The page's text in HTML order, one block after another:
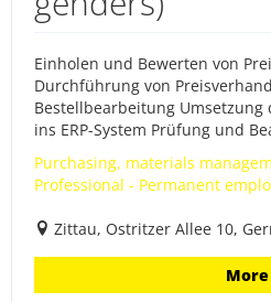
Einholen und Bewerten von
Durchführung von
Bestellbearbeitung
ins ERP-System Prüfung und
Purchasing, materials
Professional - Permanent
Zittau, Ostritzer Allee 10,
More